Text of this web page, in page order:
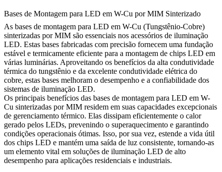
Bases de Montagem para LED em W-Cu por MIM Sinterizado
As bases de montagem para LED em W-Cu (Tungstênio-Cobre)
sinterizadas por MIM são essenciais nos acessórios de iluminação
LED. Estas bases fabricadas com precisão fornecem uma fundação
estável e termicamente eficiente para a montagem de chips LED em
várias luminárias. Aproveitando os benefícios da alta condutividade
térmica do tungstênio e da excelente condutividade elétrica do
cobre, estas bases melhoram o desempenho e a confiabilidade dos
sistemas de iluminação LED.
Os principais benefícios das bases de montagem para LED em W-
Cu sinterizadas por MIM residem em suas capacidades excepcionais
de gerenciamento térmico. Elas dissipam eficientemente o calor
gerado pelos LEDs, prevenindo o superaquecimento e garantindo
condições operacionais ótimas. Isso, por sua vez, estende a vida útil
dos chips LED e mantém uma saída de luz consistente, tornando-as
um elemento vital em soluções de iluminação LED de alto
desempenho para aplicações residenciais e industriais.